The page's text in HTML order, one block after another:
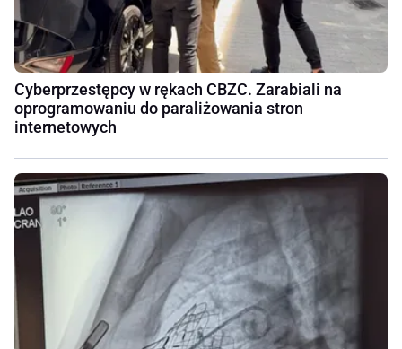
Cyberprzestępcy w rękach CBZC. Zarabiali na
oprogramowaniu do paraliżowania stron
internetowych